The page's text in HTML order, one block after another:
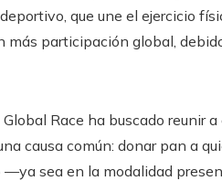
que une el ejercicio
más participación global,
Race ha buscado reunir
causa común: donar pan a
sea en la modalidad